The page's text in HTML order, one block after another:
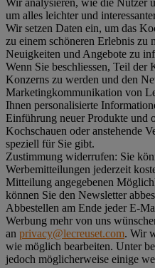
um alles leichter und
Wir setzen Daten ein, um das
zu einem schöneren Erlebnis zu
Neuigkeiten und Angebote zu
Wenn Sie beschliessen, Teil der
Konzerns zu werden und den
Marketingkommunikation von
Ihnen personalisierte
Einführung neuer Produkte und
Kochschauen oder anstehende
speziell für Sie gibt.
Zustimmung widerrufen: Sie
Werbemitteilungen jederzeit
Mitteilung angegebenen
können Sie den Newsletter
Abbestellen am Ende jeder E-
Werbung mehr von uns
an privacy@lecreuset.com. Wir
wie möglich bearbeiten. Unter
jedoch möglicherweise einige